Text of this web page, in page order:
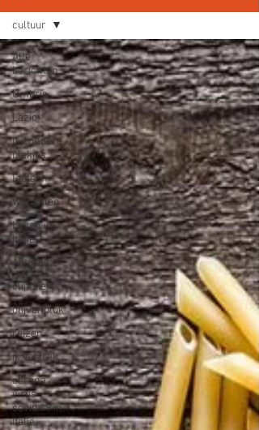
Alle
berichten
Umbrie
Lazio
bijzondere
plekjes
Fietsen
Wandelen
Leven in
Italië
Autoroute
olijfolie
olijvenpluk
reizen
ik vertrek
corona
virus -
covid 19 in
Italië
cultuur